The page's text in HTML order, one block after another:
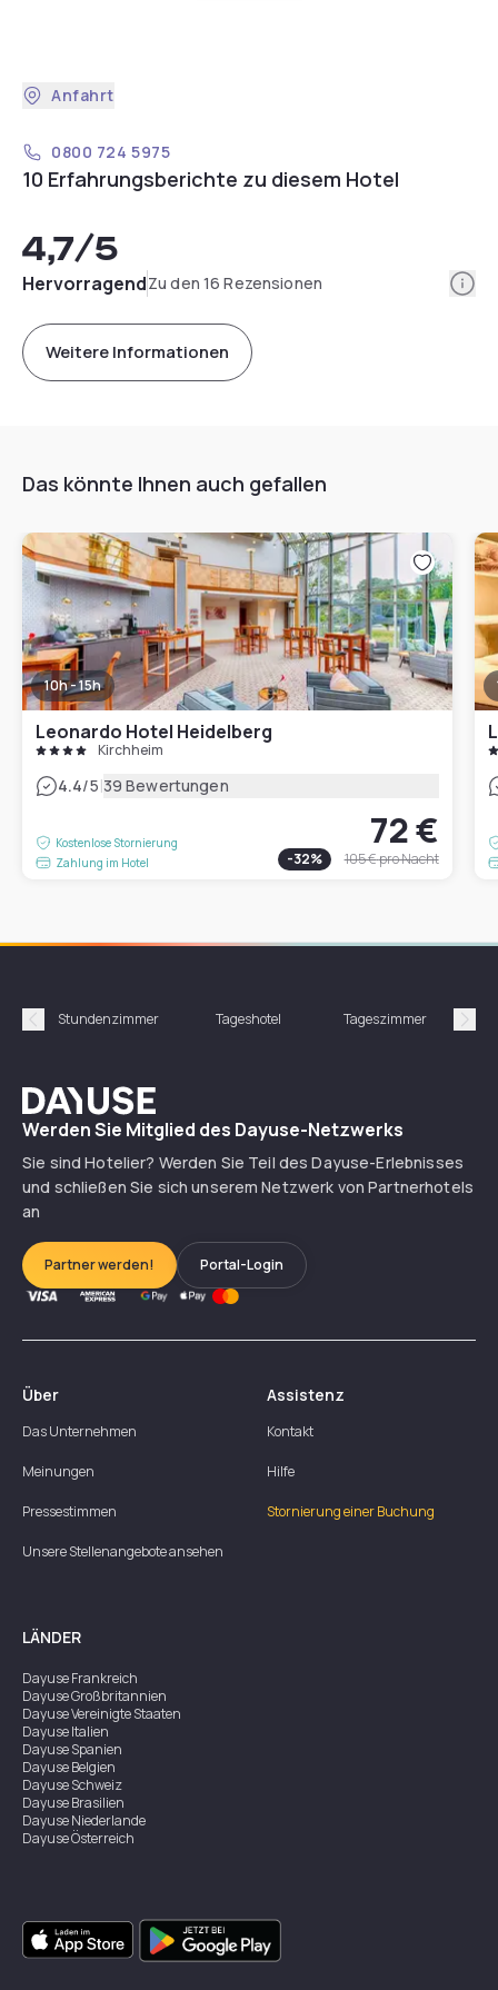
Anfahrt
0800 724 5975
10 Erfahrungsberichte zu diesem Hotel
4,7/5
HervorragendZu den 16 Rezensionen
Weitere Informationen
Das könnte Ihnen auch gefallen
10h - 15h
Leonardo Hotel Heidelberg
Kirchheim
4.4/5|39 Bewertungen
Kostenlose Stornierung
Zahlung im Hotel
72 €
-32% 105 €pro Nacht
Précédent
Stundenzimmer Tageshotel Tageszimmer
Dayuse
Werden Sie Mitglied des Dayuse-Netzwerks
Sie sind Hotelier? Werden Sie Teil des Dayuse-Erlebnisses
und schließen Sie sich unserem Netzwerk von Partnerhotels
an
Partner werden! Portal-Login
Über
Das Unternehmen
Meinungen
Pressestimmen
Unsere Stellenangebote ansehen
Assistenz
Kontakt
Hilfe
Stornierung einer Buchung
LÄNDER
DayuseFrankreich
DayuseGroßbritannien
DayuseVereinigte Staaten
DayuseItalien
DayuseSpanien
DayuseBelgien
DayuseSchweiz
DayuseBrasilien
DayuseNiederlande
DayuseÖsterreich
DayuseSingapur
DayuseZweden
DayuseThailand